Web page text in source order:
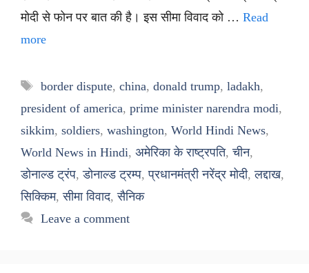
मोदी से फोन पर बात की है। इस सीमा विवाद को … Read
more
Tags
border dispute, china, donald trump, ladakh,
president of america, prime minister narendra modi,
sikkim, soldiers, washington, World Hindi News,
World News in Hindi, अमेरिका के राष्ट्रपति,चीन,
डोनाल्ड ट्रंप,डोनाल्ड ट्रम्प,प्रधानमंत्री नरेंद्र मोदी,लद्दाख,
सिक्किम,सीमा विवाद,सैनिक
Leave a comment